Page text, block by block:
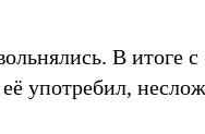
В итоге с
употребил,